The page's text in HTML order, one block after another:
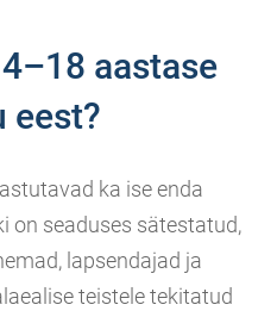
aastase
eest?
ka ise enda
on seaduses sätestatud,
lapsendajad ja
teistele tekitatud